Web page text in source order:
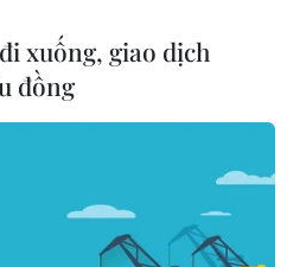
xuống, giao dịch
đồng